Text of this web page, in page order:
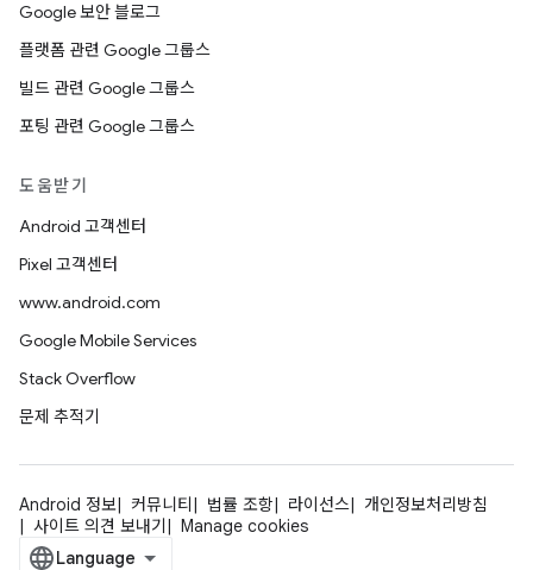
Google 보안 블로그
플랫폼 관련 Google 그룹스
빌드 관련 Google 그룹스
포팅 관련 Google 그룹스
도움받기
Android 고객센터
Pixel 고객센터
www.android.com
Google Mobile Services
Stack Overflow
문제 추적기
Android 정보 커뮤니티 법률 조항 라이선스
개인정보처리방침
사이트 의견 보내기
Manage cookies